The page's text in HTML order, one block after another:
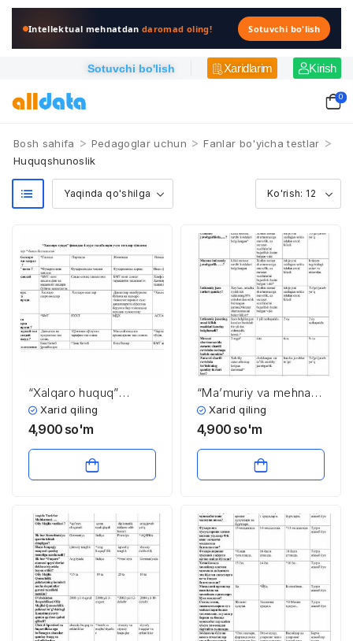
Intellektual mehnatdandaromad oling! Sotuvchi bo'lish
Sotuvchi bo'lish Xaridlarim Kirish
0
Bosh sahifa > Pedagoglar uchun > Fanlar bo'yicha testlar >
Huquqshunoslik
“Xalqaro huquq”
fanidan 4-kurs
talabalari uchun testlar
Xarid qiling
4,900 so'm
“Ma’muriy va mehnat
huquqi” fanidan 4-kurs
talabalari uchun testlar
Xarid qiling
4,900 so'm